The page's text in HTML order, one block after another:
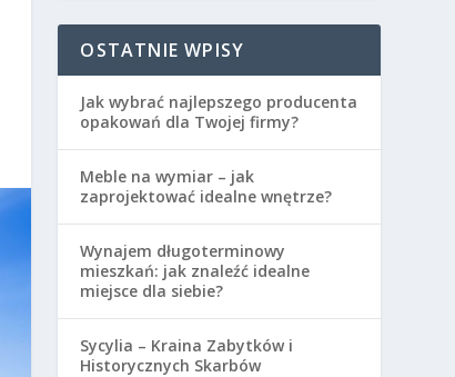
OSTATNIE WPISY
Jak wybrać najlepszego producenta
opakowań dla Twojej firmy?
Meble na wymiar – jak
zaprojektować idealne wnętrze?
Wynajem długoterminowy
mieszkań: jak znaleźć idealne
miejsce dla siebie?
Sycylia – Kraina Zabytków i
Historycznych Skarbów